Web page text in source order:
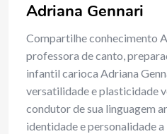
Adriana Gennari
Compartilhe conhecimento
professora de canto,
infantil carioca Adriana
versatilidade e plasticidade
condutor de sua linguagem
identidade e personalidade